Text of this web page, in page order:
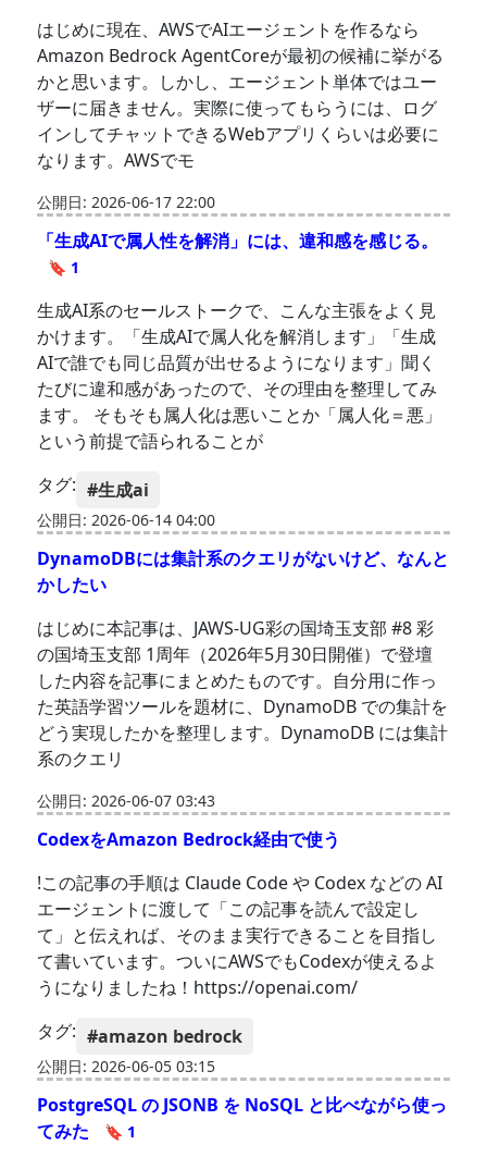
はじめに現在、AWSでAIエージェントを作るなら
Amazon Bedrock AgentCoreが最初の候補に挙がる
かと思います。しかし、エージェント単体ではユー
ザーに届きません。実際に使ってもらうには、ログ
インしてチャットできるWebアプリくらいは必要に
なります。AWSでモ
公開日: 2026-06-17 22:00
「生成AIで属人性を解消」には、違和感を感じる。
🔖 1
生成AI系のセールストークで、こんな主張をよく見
かけます。「生成AIで属人化を解消します」「生成
AIで誰でも同じ品質が出せるようになります」聞く
たびに違和感があったので、その理由を整理してみ
ます。 そもそも属人化は悪いことか「属人化＝悪」
という前提で語られることが
タグ: #生成ai
公開日: 2026-06-14 04:00
DynamoDBには集計系のクエリがないけど、なんと
かしたい
はじめに本記事は、JAWS-UG彩の国埼玉支部 #8 彩
の国埼玉支部 1周年（2026年5月30日開催）で登壇
した内容を記事にまとめたものです。自分用に作っ
た英語学習ツールを題材に、DynamoDB での集計を
どう実現したかを整理します。DynamoDB には集計
系のクエリ
公開日: 2026-06-07 03:43
CodexをAmazon Bedrock経由で使う
!この記事の手順は Claude Code や Codex などの AI
エージェントに渡して「この記事を読んで設定し
て」と伝えれば、そのまま実行できることを目指し
て書いています。ついにAWSでもCodexが使えるよ
うになりましたね！https://openai.com/
タグ: #amazon bedrock
公開日: 2026-06-05 03:15
PostgreSQL の JSONB を NoSQL と比べながら使っ
てみた
🔖 1